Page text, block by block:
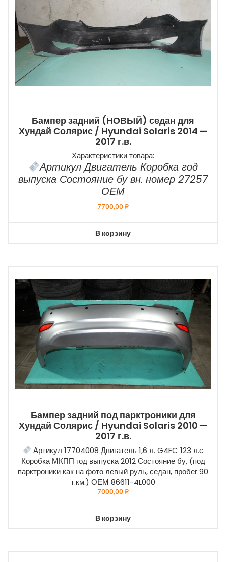
Бампер задний (НОВЫЙ) седан для
Хундай Солярис / Hyundai Solaris 2014 —
2017 г.в.
Характеристики товара:
Артикул Двигатель Коробка год
выпуска Состояние бу вн. номер 27257
ОЕМ
7700,00₽
В корзину
Бампер задний под парктроники для
Хундай Солярис / Hyundai Solaris 2010 —
2017 г.в.
Артикул 17704008 Двигатель 1,6 л. G4FC 123 л.с
Коробка МКПП год выпуска 2012 Состояние бу, (под
парктроники как на фото левый руль, седан, пробег 90
т.км.) ОЕМ 86611-4L000
7000,00₽
В корзину